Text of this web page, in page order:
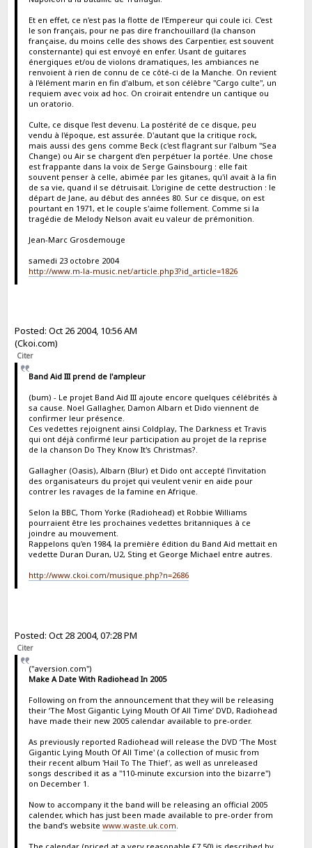
Et en effet, ce n'est pas la flotte de l'Empereur qui coule ici. C'est
le son français, pour ne pas dire franchouillard (la chanson
française, du moins celle des shows des Carpentier, est souvent
consternante) qui est envoyé en enfer. Usant de guitares
énergiques et/ou de violons dramatiques, les ambiances ne
renvoient à rien de connu de ce côté-ci de la Manche. On revient
à l'élément marin en fin d'album, et son célèbre "Cargo culte", un
requiem avec voix ad hoc. On croirait entendre un cantique ou
un oratorio.
Culte, ce disque l'est devenu. La postérité de ce disque, peu
vendu à l'époque, est assurée. D'autant que la critique rock,
mais aussi des gens comme Beck (c'est flagrant sur l'album "Sea
Change) ou Air se chargent d'en perpétuer la portée. Une chose
est frappante dans la voix de Serge Gainsbourg : elle fait
souvent penser à celle, abimée par les gitanes, qu'il avait à la fin
de sa vie, quand il se détruisait. L'origine de cette destruction : le
départ de Jane, au début des années 80. Sur ce disque, on est
pourtant en 1971, et le couple s'aime follement. Comme si la
tragédie de Melody Nelson avait eu valeur de prémonition.
Jean-Marc Grosdemouge
samedi 23 octobre 2004
http://www.m-la-music.net/article.php3?id_article=1826
Posted: Oct 26 2004, 10:56 AM
(Ckoi.com)
Citer
Band Aid III prend de l'ampleur
(bum) - Le projet Band Aid III ajoute encore quelques célébrités à
sa cause. Noel Gallagher, Damon Albarn et Dido viennent de
confirmer leur présence.
Ces vedettes rejoignent ainsi Coldplay, The Darkness et Travis
qui ont déjà confirmé leur participation au projet de la reprise
de la chanson Do They Know It's Christmas?.
Gallagher (Oasis), Albarn (Blur) et Dido ont accepté l'invitation
des organisateurs du projet qui veulent venir en aide pour
contrer les ravages de la famine en Afrique.
Selon la BBC, Thom Yorke (Radiohead) et Robbie Williams
pourraient être les prochaines vedettes britanniques à ce
joindre au mouvement.
Rappelons qu'en 1984, la première édition du Band Aid mettait en
vedette Duran Duran, U2, Sting et George Michael entre autres.
http://www.ckoi.com/musique.php?n=2686
Posted: Oct 28 2004, 07:28 PM
Citer
("aversion.com")
Make A Date With Radiohead In 2005
Following on from the announcement that they will be releasing
their ‘The Most Gigantic Lying Mouth Of All Time’ DVD, Radiohead
have made their new 2005 calendar available to pre-order.
As previously reported Radiohead will release the DVD ‘The Most
Gigantic Lying Mouth Of All Time' (a collection of music from
their recent album 'Hail To The Thief', as well as unreleased
songs described it as a "110-minute excursion into the bizarre")
on December 1.
Now to accompany it the band will be releasing an official 2005
calender, which has just been made available to pre-order from
the band’s website www.waste.uk.com